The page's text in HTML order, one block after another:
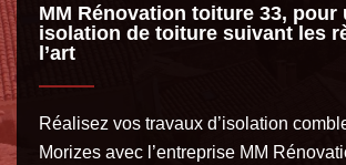
MM Rénovation toiture 33, pour
isolation de toiture suivant les
l’art
Réalisez vos travaux d’isolation
Morizes avec l’entreprise MM